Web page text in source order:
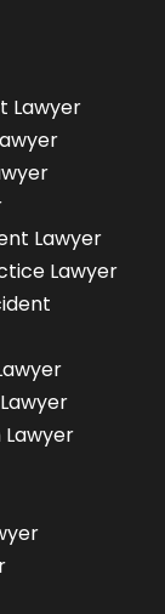
Lawyer
Lawyer
Lawyer